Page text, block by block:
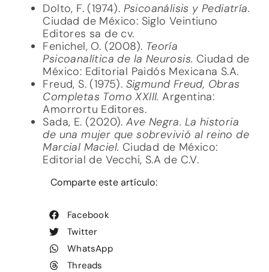
Dolto, F. (1974). Psicoanálisis y Pediatría.
Ciudad de México: Siglo Veintiuno
Editores sa de cv.
Fenichel, O. (2008). Teoría
Psicoanalítica de la Neurosis. Ciudad de
México: Editorial Paidós Mexicana S.A.
Freud, S. (1975). Sigmund Freud, Obras
Completas Tomo XXIII. Argentina:
Amorrortu Editores.
Sada, E. (2020).Ave Negra. La historia
de una mujer que sobrevivió al reino de
Marcial Maciel. Ciudad de México:
Editorial de Vecchi, S.A de C.V.
Comparte este artículo:
Facebook
Twitter
WhatsApp
Threads